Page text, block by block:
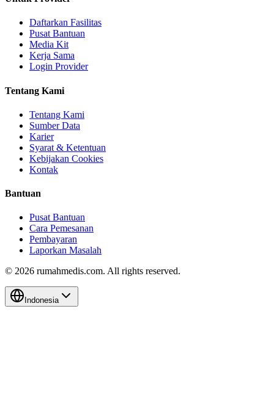
Daftarkan Fasilitas
Pusat Bantuan
Media Kit
Kerja Sama
Login Provider
Tentang Kami
Tentang Kami
Sumber Data
Karier
Syarat & Ketentuan
Kebijakan Cookies
Kontak
Bantuan
Pusat Bantuan
Cara Pemesanan
Pembayaran
Laporkan Masalah
© 2026 rumahmedis.com. All rights reserved.
Indonesia